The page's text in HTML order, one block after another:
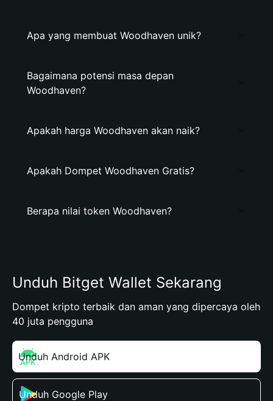
Apa yang membuat Woodhaven unik?
Bagaimana potensi masa depan
Woodhaven?
Apakah harga Woodhaven akan naik?
Apakah Dompet Woodhaven Gratis?
Berapa nilai token Woodhaven?
Unduh Bitget Wallet Sekarang
Dompet kripto terbaik dan aman yang dipercaya oleh
40 juta pengguna
Unduh Android APK
Unduh Google Play